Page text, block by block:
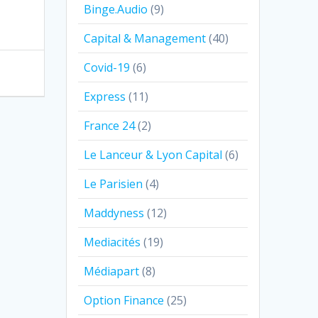
Binge.Audio (9)
Capital & Management(40)
Covid-19 (6)
Express (11)
France 24(2)
Le Lanceur & Lyon Capital (6)
Le Parisien (4)
Maddyness (12)
Mediacités (19)
Médiapart(8)
Option Finance (25)